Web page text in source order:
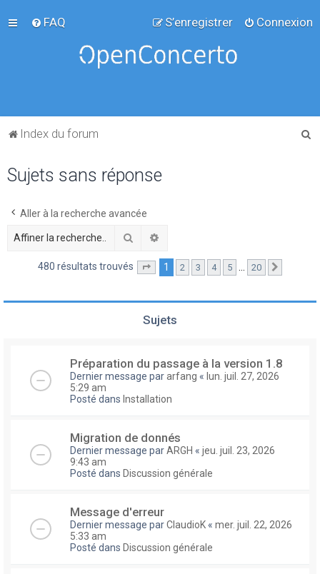
FAQ Connexion
S’enregistrer
Index du forum
Sujets sans réponse
Aller à la recherche avancée
Rechercher
480 résultats trouvés Page sur20
1 2 3 4 5 … 20
Sujets
Préparation du passage à la version 1.8
Dernier message pararfang « lun. juil. 27, 2026
5:29 am
Posté dans Installation
Migration de donnés
Dernier message parARGH « jeu. juil. 23, 2026
9:43 am
Posté dans Discussion générale
Message d'erreur
Dernier message parClaudioK « mer. juil. 22, 2026
5:33 am
Posté dans Discussion générale